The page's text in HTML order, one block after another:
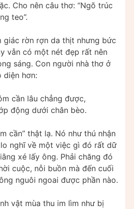
Cho nên câu thơ: “Ngõ trúc
teo”.
giác rờn rợn da thịt nhưng bức
vẫn có một nét đẹp rất nên
sáng. Con người nhà thơ ở
diện hơn:
cần lâu chẳng được,
động dưới chân bèo.
cần” thật lạ. Nó như thú nhận
nghĩ về một việc gì đó rất dữ
xé lấy ông. Phải chăng đó
cuộc, nỗi buồn mà đến cuối
nguôi ngoai được phần nào.
vật mùa thu im lìm như bị